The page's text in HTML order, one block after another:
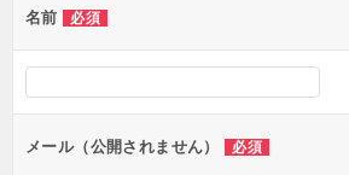
ー
シ
ン
名前 必須
メール（公開されません） 必須